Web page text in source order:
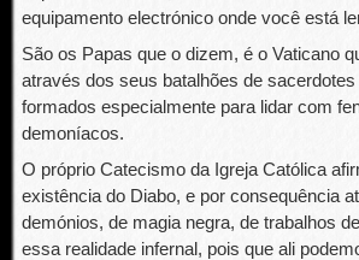
equipamento electrónico onde você está
São os Papas que o dizem, é o Vaticano
através dos seus batalhões de
formados especialmente para lidar com
demoníacos.
O próprio Catecismo da Igreja Católica
existência do Diabo, e por consequência
demónios, de magia negra, de trabalhos
essa realidade infernal, pois que ali